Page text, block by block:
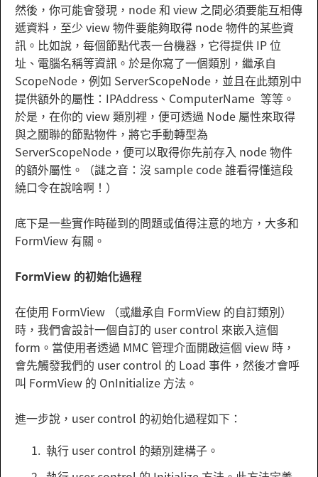
然後，你可能會發現，node 和 view 之間必須要能互相傳
遞資料，至少 view 物件要能夠取得 node 物件的某些資
訊。比如說，每個節點代表一台機器，它得提供 IP 位
址、電腦名稱等資訊。於是你寫了一個類別，繼承自
ScopeNode，例如 ServerScopeNode，並且在此類別中
提供額外的屬性：IPAddress、ComputerName 等等。
於是，在你的 view 類別裡，便可透過 Node 屬性來取得
與之關聯的節點物件，將它手動轉型為
ServerScopeNode，便可以取得你先前存入 node 物件
的額外屬性。（謎之音：沒 sample code 誰看得懂這段
繞口令在說啥啊！）
底下是一些實作時碰到的問題或值得注意的地方，大多和
FormView 有關。
FormView 的初始化過程
在使用 FormView （或繼承自 FormView 的自訂類別）
時，我們會設計一個自訂的 user control 來嵌入這個
form。當使用者透過 MMC 管理介面開啟這個 view 時，
會先觸發我們的 user control 的 Load 事件，然後才會呼
叫 FormView 的 OnInitialize 方法。
進一步說，user control 的初始化過程如下：
執行 user control 的類別建構子。